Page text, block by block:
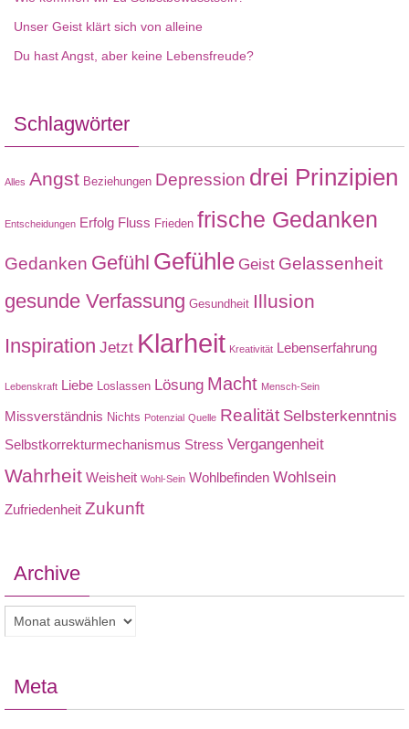
Unser Geist klärt sich von alleine
Du hast Angst, aber keine Lebensfreude?
Schlagwörter
Alles Angst Beziehungen Depression drei Prinzipien
Entscheidungen Erfolg Fluss Frieden frische Gedanken
Gedanken Gefühl Gefühle Geist Gelassenheit
gesunde Verfassung Gesundheit Illusion
Inspiration Jetzt Klarheit Kreativität Lebenserfahrung
Lebenskraft Liebe Loslassen Lösung Macht Mensch-Sein
Missverständnis Nichts Potenzial Quelle Realität Selbsterkenntnis
Selbstkorrekturmechanismus Stress Vergangenheit
Wahrheit Weisheit Wohl-Sein Wohlbefinden Wohlsein
Zufriedenheit Zukunft
Archive
Archive
Meta